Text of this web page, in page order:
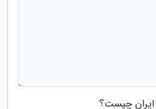
ایران چیست؟